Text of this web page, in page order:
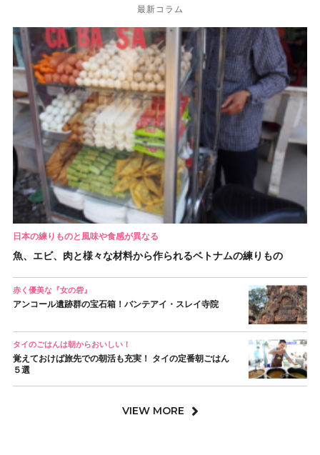
最新コラム
日本の練りものと風味や食感が異なる
魚、エビ、肉と様々な材料から作られるベトナムの練りもの
赤く優美な『女の砦』
アンコール遺跡群の宝石箱！バンテアイ・スレイ寺院
タイのごはんは朝からおいしい！
覚えておけば旅先での朝活も充実！ タイの定番朝ごはん
５選
VIEW MORE